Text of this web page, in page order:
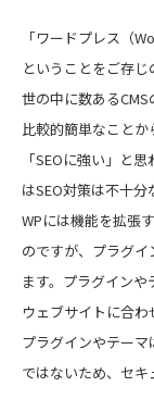
「ワードプレス（
ということをご存
世の中に数ある
比較的簡単なことか
「SEOに強い」と
はSEO対策は不十分
WPには機能を拡張
のですが、プラグ
ます。プラグイン
ウェブサイトに合
プラグインやテー
ではないため、セキ